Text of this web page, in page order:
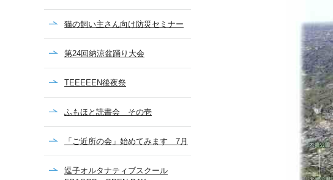
猫の飼い主さん向け防災セミナー
第24回納涼盆踊り大会
TEEEEEN後夜祭
ふもほと読書会 その壱
「ご近所の会」始めてみます 7月
逗子オルタナティブスクール